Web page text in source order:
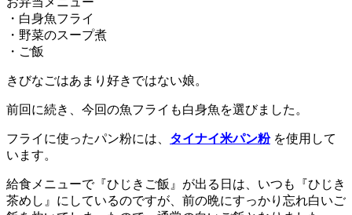
・白身魚フライ
・野菜のスープ煮
・ご飯
きびなごはあまり好きではない娘。
前回に続き、今回の魚フライも白身魚を選びました。
フライに使ったパン粉には、 タイナイ米パン粉を使用して
います。
給食メニューで『ひじきご飯』が出る日は、いつも『ひじき
茶めし』にしているのですが、前の晩にすっかり忘れ白いご